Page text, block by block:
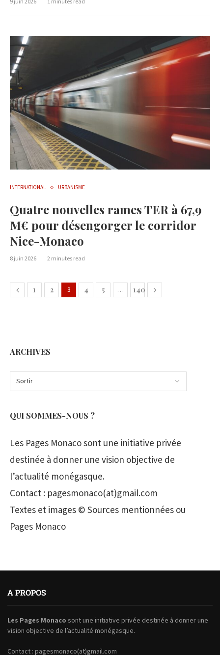
9 juin 2026 1 minutes read
INTERNATIONAL URBANISME
Quatre nouvelles rames TER à 67,9
M€ pour désengorger le corridor
Nice-Monaco
8 juin 2026 2 minutes read
1 2 3 4 5 … 140
ARCHIVES
QUI SOMMES-NOUS ?
Les Pages Monaco sont une initiative privée
destinée à donner une vision objective de
l’actualité monégasque.
Contact : pagesmonaco(at)gmail.com
Textes et images © Sources mentionnées ou
Pages Monaco
A PROPOS
Les Pages Monaco sont une initiative privée destinée à donner une
vision objective de l’actualité monégasque.
Contact : pagesmonaco(at)gmail.com